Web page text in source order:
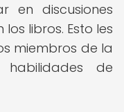
en discusiones
libros. Esto les
miembros de la
de